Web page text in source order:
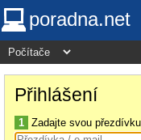
poradna.net
Přihlášení
1 Zadajte svou